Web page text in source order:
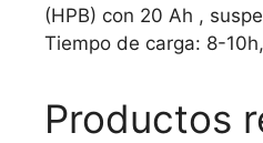
(HPB) con 20 Ah ,
Tiempo de carga: 8-
Productos